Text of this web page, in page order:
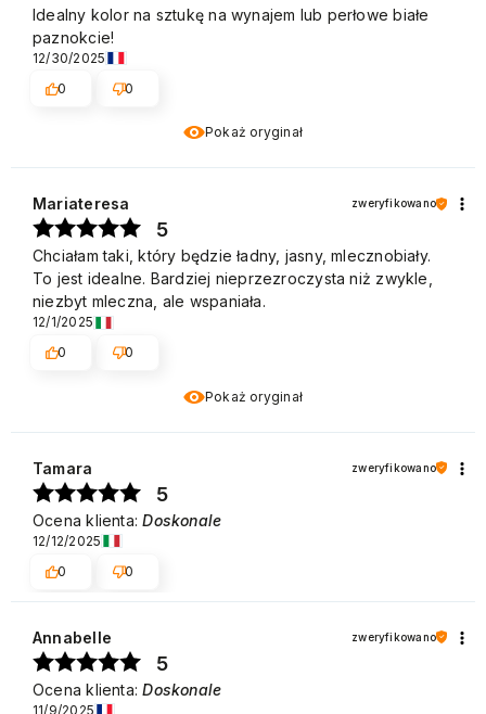
Pokaż oryginał
Idealny kolor na sztukę na wynajem lub perłowe białe
paznokcie!
12/30/2025
0
0
Pokaż oryginał
Mariateresa zweryfikowano
5
Chciałam taki, który będzie ładny, jasny, mlecznobiały.
To jest idealne. Bardziej nieprzezroczysta niż zwykle,
niezbyt mleczna, ale wspaniała.
12/1/2025
0
0
Tamara zweryfikowano
5
Ocena klienta:Doskonale
12/12/2025
0
0
Annabelle zweryfikowano
5
Ocena klienta:Doskonale
11/9/2025